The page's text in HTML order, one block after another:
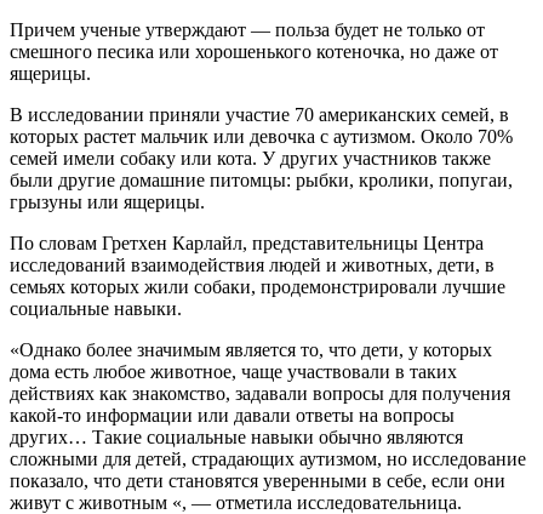
Причем ученые утверждают — польза будет не только от
смешного песика или хорошенького котеночка, но даже от
ящерицы.
В исследовании приняли участие 70 американских семей, в
которых растет мальчик или девочка с аутизмом. Около 70%
семей имели собаку или кота. У других участников также
были другие домашние питомцы: рыбки, кролики, попугаи,
грызуны или ящерицы.
По словам Гретхен Карлайл, представительницы Центра
исследований взаимодействия людей и животных, дети, в
семьях которых жили собаки, продемонстрировали лучшие
социальные навыки.
«Однако более значимым является то, что дети, у которых
дома есть любое животное, чаще участвовали в таких
действиях как знакомство, задавали вопросы для получения
какой-то информации или давали ответы на вопросы
других… Такие социальные навыки обычно являются
сложными для детей, страдающих аутизмом, но исследование
показало, что дети становятся уверенными в себе, если они
живут с животным «, — отметила исследовательница.